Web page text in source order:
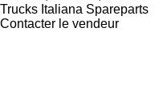
Trucks Italiana Spareparts
Contacter le vendeur